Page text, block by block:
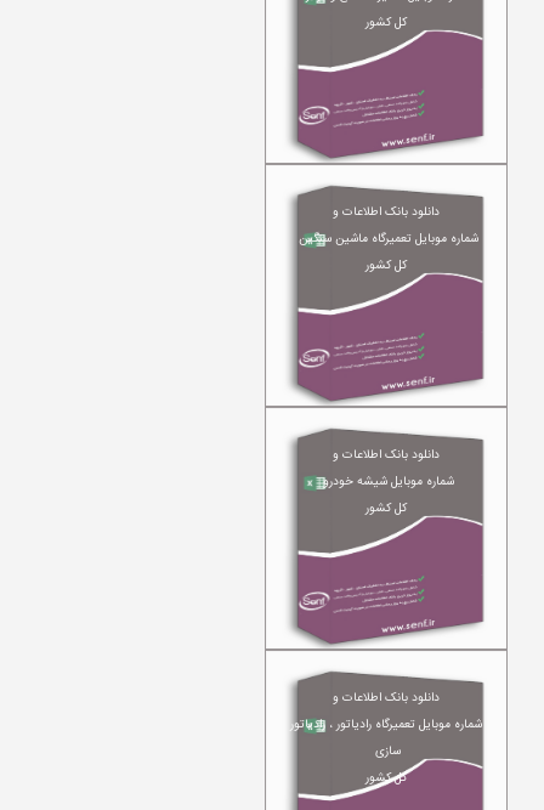
کل کشور
دانلود بانک اطلاعات و
شماره موبایل تعمیرگاه ماشین سنگین
کل کشور
دانلود بانک اطلاعات و
شماره موبایل شیشه خودرو
کل کشور
دانلود بانک اطلاعات و
شماره موبایل تعمیرگاه رادیاتور ، رادیاتور
سازی
کل کشور